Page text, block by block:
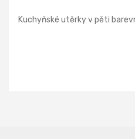
Kuchyňské utěrky v pěti